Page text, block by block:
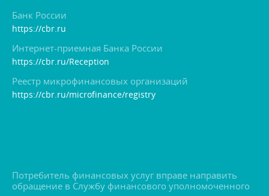
Банк России
https://cbr.ru
Интернет-приемная Банка России
https://cbr.ru/Reception
Реестр микрофинансовых организаций
https://cbr.ru/microfinance/registry
Потребитель финансовых услуг вправе направить
обращение в Службу финансового уполномоченного